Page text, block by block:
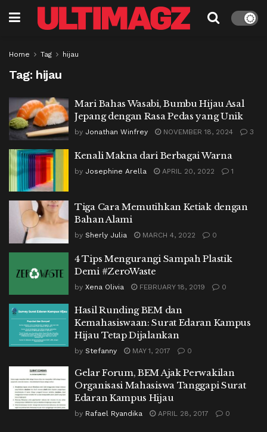
Home Tag hijau
Tag: hijau
Mari Bahas Wasabi, Bumbu Hijau Asal
Jepang dengan Rasa Pedas yang Unik
by Jonathan Winfrey NOVEMBER 18, 2024 3
Kenali Makna dari Berbagai Warna
by Josephine Arella APRIL 20, 2022 1
Tiga Cara Memutihkan Ketiak dengan
Bahan Alami
by Sherly Julia MARCH 4, 2022 0
4 Tips Mengurangi Sampah Plastik
Demi #ZeroWaste
by Xena Olivia FEBRUARY 18, 2019 0
Hasil Runding BEM dan
Kemahasiswaan: Surat Edaran Kampus
Hijau Tetap Dijalankan
by Stefanny MAY 1, 2017 0
Gelar Forum, BEM Ajak Perwakilan
Organisasi Mahasiswa Tanggapi Surat
Edaran Kampus Hijau
by Rafael Ryandika APRIL 28, 2017 0